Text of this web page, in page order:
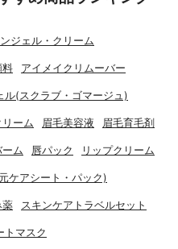
ジェル・クリーム
料 アイメイクリムーバー
ル(スクラブ・ゴマージュ)
リーム 眉毛美容液 眉毛育毛剤
ーム 唇パック リップクリーム
ケアシート・パック)
薬 スキンケアトラベルセット
トマスク